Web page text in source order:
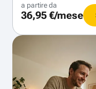
a partire da
36,95 €/mese